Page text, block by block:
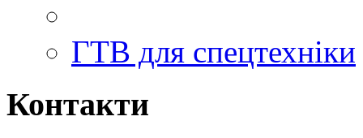
ГТВ для спецтехніки
Контакти